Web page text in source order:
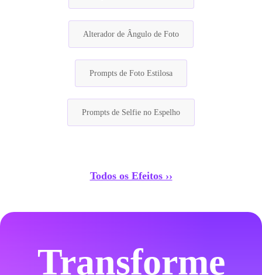
Alterador de Ângulo de Foto
Prompts de Foto Estilosa
Prompts de Selfie no Espelho
Todos os Efeitos ››
Transforme